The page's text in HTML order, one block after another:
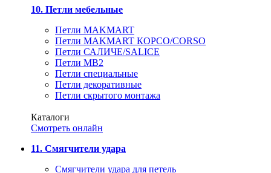
10. Петли мебельные
Петли MAKMART
Петли MAKMART КОРСО/CORSO
Петли САЛИЧЕ/SALICE
Петли MB2
Петли специальные
Петли декоративные
Петли скрытого монтажа
Каталоги
Смотреть онлайн
11. Смягчители удара
Смягчители удара для петель